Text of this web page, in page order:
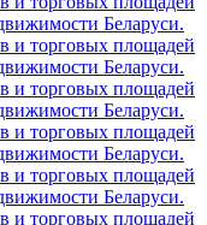
Беларуси.
и торговых площадей
Беларуси.
и торговых площадей
Беларуси.
и торговых площадей
Беларуси.
и торговых площадей
Беларуси.
и торговых площадей